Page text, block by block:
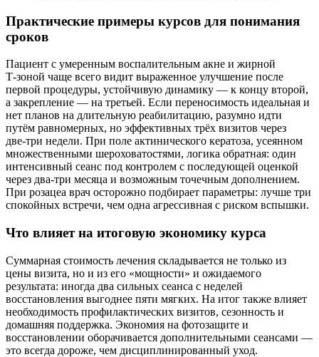
Практические примеры курсов для понимания
сроков
Пациент с умеренным воспалительным акне и жирной
Т‑зоной чаще всего видит выраженное улучшение после
первой процедуры, устойчивую динамику — к концу второй,
а закрепление — на третьей. Если переносимость идеальная и
нет планов на длительную реабилитацию, разумно идти
путём равномерных, но эффективных трёх визитов через
две‑три недели. При поле актинического кератоза, усеянном
множественными шероховатостями, логика обратная: один
интенсивный сеанс под контролем с последующей оценкой
через два‑три месяца и возможным точечным дополнением.
При розацеа врач осторожно подбирает параметры: лучше три
спокойных встречи, чем одна агрессивная с риском вспышки.
Что влияет на итоговую экономику курса
Суммарная стоимость лечения складывается не только из
цены визита, но и из его «мощности» и ожидаемого
результата: иногда два сильных сеанса с неделей
восстановления выгоднее пяти мягких. На итог также влияет
необходимость профилактических визитов, сезонность и
домашняя поддержка. Экономия на фотозащите и
восстановлении оборачивается дополнительными сеансами —
это всегда дороже, чем дисциплинированный уход.